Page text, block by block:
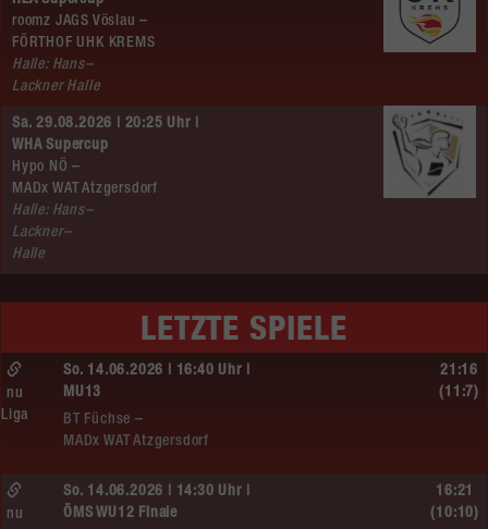
roomz JAGS Vöslau –
FÖRTHOF UHK KREMS
Halle: Hans–
Lackner Halle
Sa. 29.08.2026 | 20:25 Uhr |
WHA Supercup
Hypo NÖ –
MADx WAT Atzgersdorf
Halle: Hans–
Lackner–
Halle
LETZTE SPIELE
So. 14.06.2026 | 16:40 Uhr |
MU13
BT Füchse –
MADx WAT Atzgersdorf
nu
Liga
21:16
(11:7)
So. 14.06.2026 | 14:30 Uhr |
ÖMS WU12 Finale
nu
16:21
(10:10)